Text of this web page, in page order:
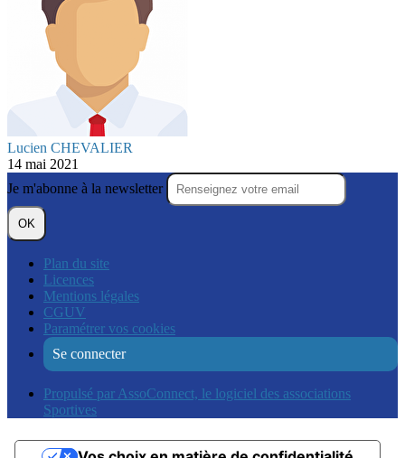
Lucien CHEVALIER
14 mai 2021
Je m'abonne à la newsletter
OK
Plan du site
Licences
Mentions légales
CGUV
Paramétrer vos cookies
Se connecter
Propulsé par AssoConnect, le logiciel des associations
Sportives